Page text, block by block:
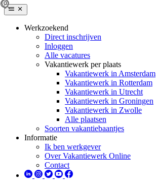
Werkzoekend
Direct inschrijven
Inloggen
Alle vacatures
Vakantiewerk per plaats
Vakantiewerk in Amsterdam
Vakantiewerk in Rotterdam
Vakantiewerk in Utrecht
Vakantiewerk in Groningen
Vakantiewerk in Zwolle
Alle plaatsen
Soorten vakantiebaantjes
Informatie
Ik ben werkgever
Over Vakantiewerk Online
Contact